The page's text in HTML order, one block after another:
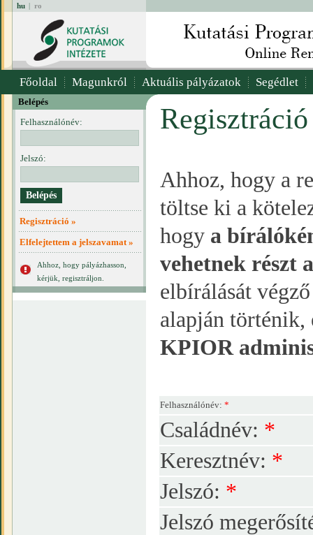
hu | ro
Főoldal Magunkról Aktuális pályázatok Segédlet
Belépés
Felhasználónév:
Jelszó:
Regisztráció »
Elfelejtettem a jelszavamat »
Ahhoz, hogy pályázhasson,
kérjük, regisztráljon.
Regisztráció
Ahhoz, hogy a
töltse ki a
hogy a
vehetnek részt
elbírálását
alapján történik,
KPIOR
Felhasználónév: *
Családnév: *
Keresztnév: *
Jelszó: *
Jelszó